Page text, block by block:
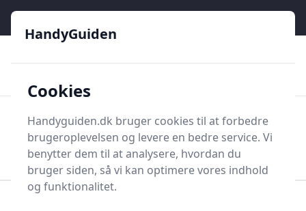
HandyGuiden
Søg nu
Søg nu
HandyGuiden
Cookies
Handyguiden.dk bruger cookies til at forbedre
brugeroplevelsen og levere en bedre service. Vi
benytter dem til at analysere, hvordan du
bruger siden, så vi kan optimere vores indhold
og funktionalitet.